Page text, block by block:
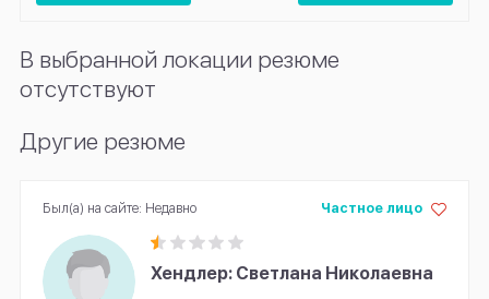
В выбранной локации резюме
отсутствуют
Другие резюме
Хендлер: Светлана Николаевна
Частное лицо
Был(а) на сайте: Недавно